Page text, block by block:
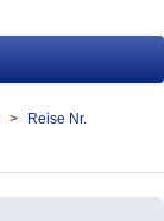
Reise Nr.